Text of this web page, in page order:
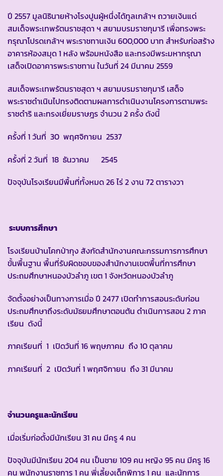
ปี 2557 มูลนิธินายห้างโรงปูนผู้หนึ่งได้ทูลเกล้าฯ ถวายเงินแด่
สมเด็จพระเทพรัตนราชสุดา ฯ สยามบรมราชกุมารี เพื่อทรงพระ
กรุณาโปรดเกล้าฯ พระราชทานเงิน 600,000 บาท สำหรับก่อสร้าง
อาคารห้องสมุด 1 หลัง พร้อมหนังสือ และทรงมีพระมหากรุณา
เสด็จเปิดอาคารพระราชทาน ในวันที่ 24 มีนาคม 2559
สมเด็จพระเทพรัตนราชสุดา ฯ สยามบรมราชกุมารี เสด็จ
พระราชดำเนินไปทรงติดตามผลการดำเนินงานโครงการตามพระ
ราชดำริ และทรงเยี่ยมราษฎร จำนวน 2 ครั้ง ดังนี้
ครั้งที่ 1 วันที่ 30 พฤศจิกายน 2537
ครั้งที่ 2 วันที่ 18 ธันวาคม 2545
ปัจจุบันโรงเรียนมีพื้นที่ทั้งหมด 26 ไร่ 2 งาน 72 ตารางวา
ระบบการศึกษา
โรงเรียนบ้านโคกป่ากุง สังกัดสำนักงานคณะกรรมการการศึกษา
ขั้นพื้นฐาน พื้นที่รับผิดชอบของสำนักงานเขตพื้นที่การศึกษา
ประถมศึกษาหนองบัวลำภู เขต 1 จังหวัดหนองบัวลำภู
จัดตั้งอย่างเป็นทางการเมื่อ ปี 2477 เปิดทำการสอนระดับก่อน
ประถมศึกษาถึงระดับมัธยมศึกษาตอนต้น ดำเนินการสอน 2 ภาค
เรียน ดังนี้
ภาคเรียนที่ 1 เปิดวันที่ 16 พฤษภาคม ถึง 10 ตุลาคม
ภาคเรียนที่ 2 เปิดวันที่ 1 พฤศจิกายน ถึง 31 มีนาคม
จำนวนครูและนักเรียน
เมื่อเริ่มก่อตั้งมีนักเรียน 31 คน มีครู 4 คน
ปัจจุบันมีนักเรียน 204 คน เป็นชาย 109 คน หญิง 95 คน มีครู 16
คน พนักงานราชการ 1 คน พี่เลี้ยงเด็กพิการ 1 คน และนักการ